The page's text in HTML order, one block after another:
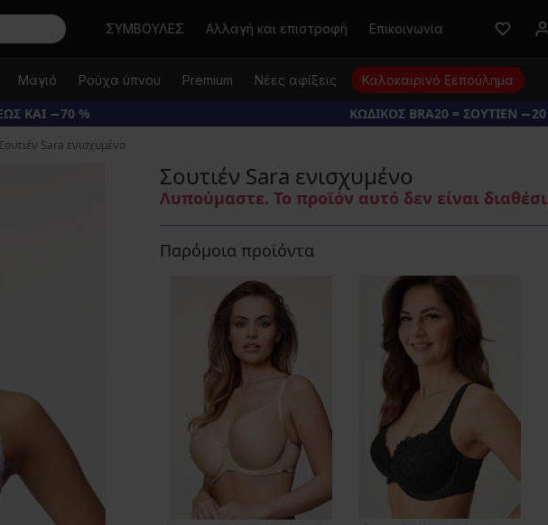
Αναζήτηση
ΣΥΜΒΟΥΛΕΣ Αλλαγή και επιστροφή Επικοινωνία
Μαγιό Ρούχα ύπνου Premium Νέες αφίξεις Καλοκαιρινό ξεπούλημα
ΚΑΙ −70 % ΚΩΔΙΚΟΣ BRA20 = ΣΟΥΤΙΕΝ −20
Σουτιέν Sara ενισχυμένο
Σουτιέν Sara ενισχυμένο
Λυπούμαστε. Το προϊόν αυτό δεν είναι
Παρόμοια προϊόντα